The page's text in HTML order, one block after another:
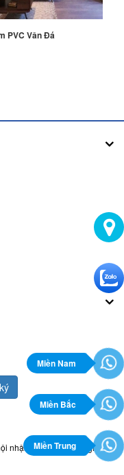
PVC Vân Đá
nhận quyền lợi giảm giá
Miền Nam
Miền Bắc
Miền Trung